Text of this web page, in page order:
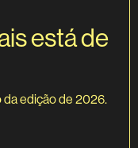
está de
da edição de 2026.